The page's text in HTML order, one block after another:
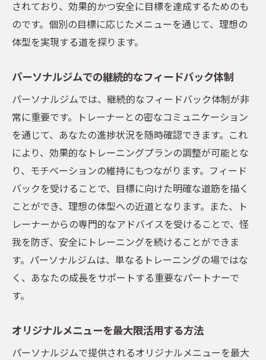
されており、効果的かつ安全に目標を達成するためのも
のです。個別の目標に応じたメニューを通じて、理想の
体型を実現する道を探ります。
パーソナルジムでの継続的なフィードバック体制
パーソナルジムでは、継続的なフィードバック体制が非
常に重要です。トレーナーとの密なコミュニケーション
を通じて、あなたの進捗状況を随時確認できます。これ
により、効果的なトレーニングプランの調整が可能とな
り、モチベーションの維持にもつながります。フィード
バックを受けることで、目標に向けた明確な道筋を描く
ことができ、理想の体型への近道となります。また、ト
レーナーからの専門的なアドバイスを受けることで、怪
我を防ぎ、安全にトレーニングを続けることができま
す。パーソナルジムは、単なるトレーニングの場ではな
く、あなたの成長をサポートする重要なパートナーで
す。
オリジナルメニューを最大限活用する方法
パーソナルジムで提供されるオリジナルメニューを最大